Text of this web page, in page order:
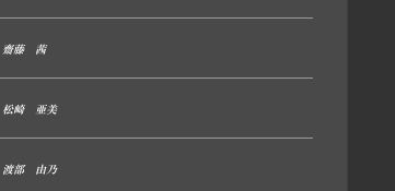
齋藤 茜
松崎 亜美
渡部 由乃